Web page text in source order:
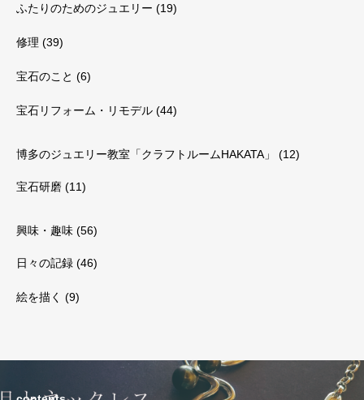
ふたりのためのジュエリー (19)
修理 (39)
宝石のこと (6)
宝石リフォーム・リモデル (44)
博多のジュエリー教室「クラフトルームHAKATA」 (12)
宝石研磨 (11)
興味・趣味 (56)
日々の記録 (46)
絵を描く (9)